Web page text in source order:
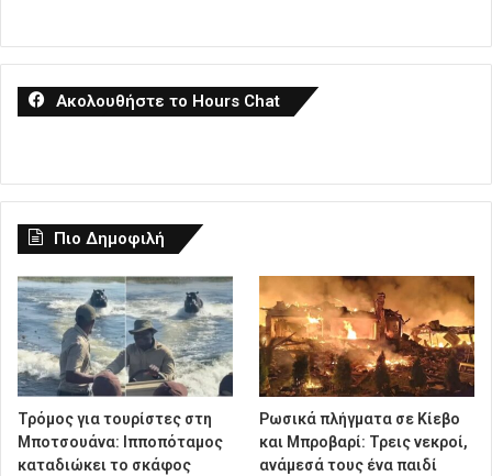
Ακολουθήστε το Hours Chat
Πιο Δημοφιλή
Τρόμος για τουρίστες στη
Μποτσουάνα: Ιπποπόταμος
καταδιώκει το σκάφος
Ρωσικά πλήγματα σε Κίεβο
και Μπροβαρί: Τρεις νεκροί,
ανάμεσά τους ένα παιδί